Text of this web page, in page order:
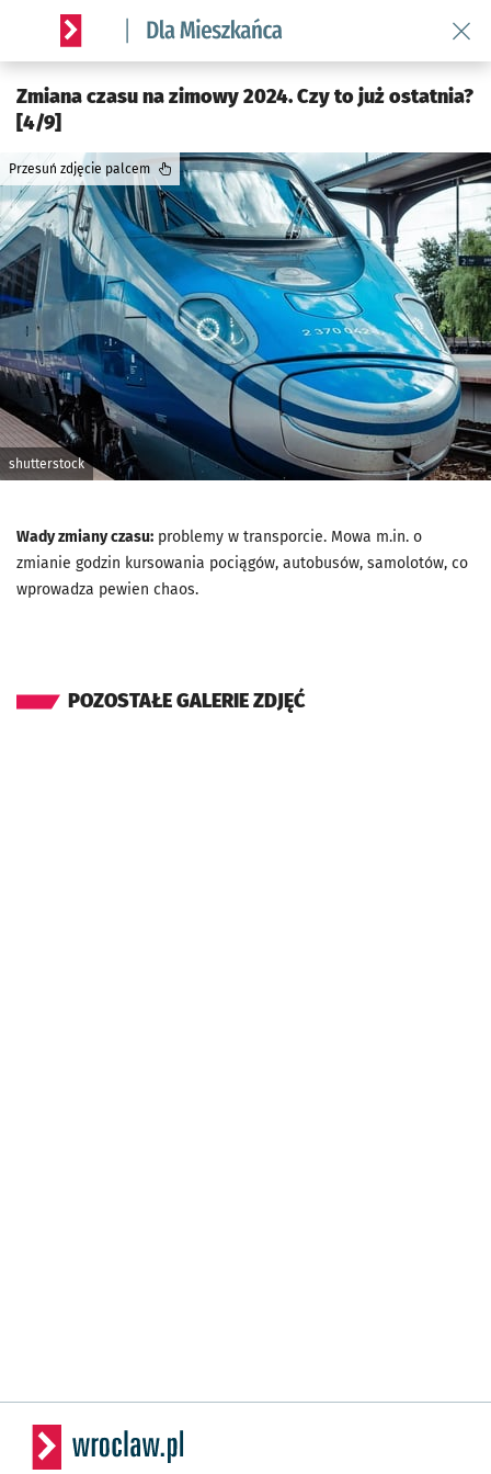
Serwis informacyjny wroclaw.pl podserwis: Dla mieszkańca
Zmiana czasu na zimowy 2024. Czy to już ostatnia?
[4/9]
shutterstock
Przesuń zdjęcie palcem
Wady zmiany czasu: problemy w transporcie. Mowa m.in. o
zmianie godzin kursowania pociągów, autobusów, samolotów, co
wprowadza pewien chaos.
POZOSTAŁE GALERIE ZDJĘĆ